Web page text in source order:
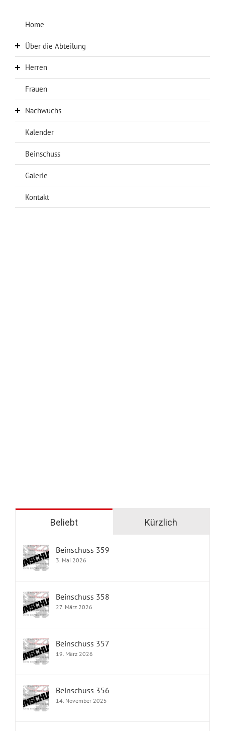
Home
Über die Abteilung
Über uns
Abteilungsleitung
Chronik
Sponsoren
Anfahrt
Herren
Aktuelles Herren
Erste Mannschaft
Zweite Mannschaft
Dritte Mannschaft
AH
Frauen
Nachwuchs
Aktuelles Nachwuchs
A-Jugend
B-Jugend
C-Jugend
Kalender
Beinschuss
Galerie
Kontakt
Beliebt Kürzlich
Beinschuss 359
3. Mai 2026
Beinschuss 358
27. März 2026
Beinschuss 357
19. März 2026
Beinschuss 356
14. November 2025